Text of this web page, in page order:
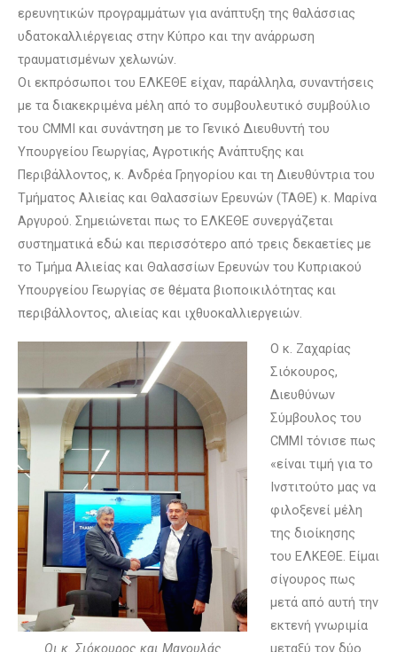
ερευνητικών προγραμμάτων για ανάπτυξη της θαλάσσιας
υδατοκαλλιέργειας στην Κύπρο και την ανάρρωση
τραυματισμένων χελωνών.
Οι εκπρόσωποι του ΕΛΚΕΘΕ είχαν, παράλληλα, συναντήσεις
με τα διακεκριμένα μέλη από το συμβουλευτικό συμβούλιο
του CMMI και συνάντηση με το Γενικό Διευθυντή του
Υπουργείου Γεωργίας, Αγροτικής Ανάπτυξης και
Περιβάλλοντος, κ. Ανδρέα Γρηγορίου και τη Διευθύντρια του
Τμήματος Αλιείας και Θαλασσίων Ερευνών (ΤΑΘΕ) κ. Μαρίνα
Αργυρού. Σημειώνεται πως το ΕΛΚΕΘΕ συνεργάζεται
συστηματικά εδώ και περισσότερο από τρεις δεκαετίες με
το Τμήμα Αλιείας και Θαλασσίων Ερευνών του Κυπριακού
Υπουργείου Γεωργίας σε θέματα βιοποικιλότητας και
περιβάλλοντος, αλιείας και ιχθυοκαλλιεργειών.
Οι κ. Σιόκουρος και Μαγουλάς
Ο κ. Ζαχαρίας
Σιόκουρος,
Διευθύνων
Σύμβουλος του
CMMI τόνισε πως
«είναι τιμή για το
Ινστιτούτο μας να
φιλοξενεί μέλη
της διοίκησης
του ΕΛΚΕΘΕ. Είμαι
σίγουρος πως
μετά από αυτή την
εκτενή γνωριμία